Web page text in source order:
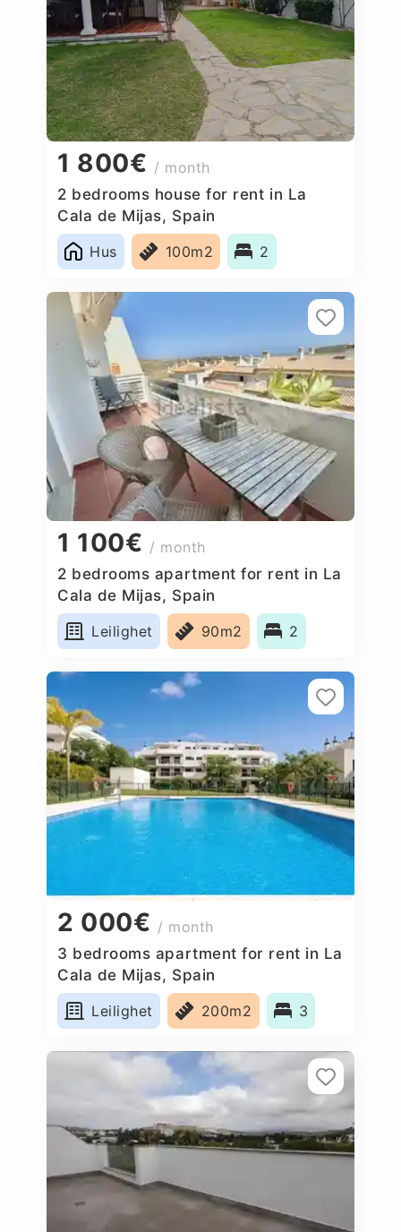
1 800€ / month
2 bedrooms house for rent in La
Cala de Mijas, Spain
Hus
100m2 2
1 100€ / month
2 bedrooms apartment for rent in La
Cala de Mijas, Spain
Leilighet
90m2 2
2 000€ / month
3 bedrooms apartment for rent in La
Cala de Mijas, Spain
Leilighet
200m2 3